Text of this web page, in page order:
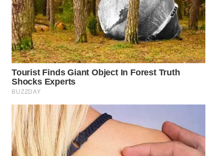
WN
SULUT
WN
MALUKU
WN
MALUT
WN
DAIRI